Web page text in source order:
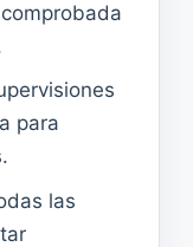
para
las